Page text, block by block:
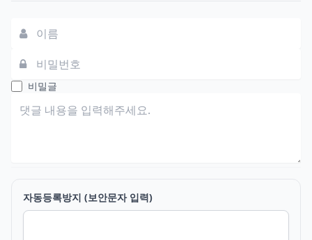
댓글쓰기
비밀글
자동등록방지 (보안문자 입력)